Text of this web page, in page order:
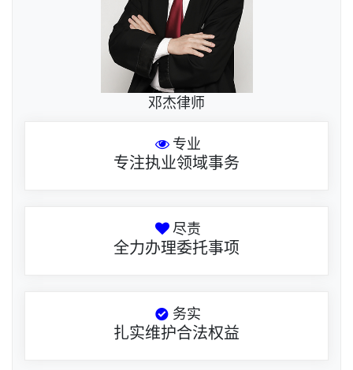
邓杰律师
专业
专注执业领域事务
尽责
全力办理委托事项
务实
扎实维护合法权益